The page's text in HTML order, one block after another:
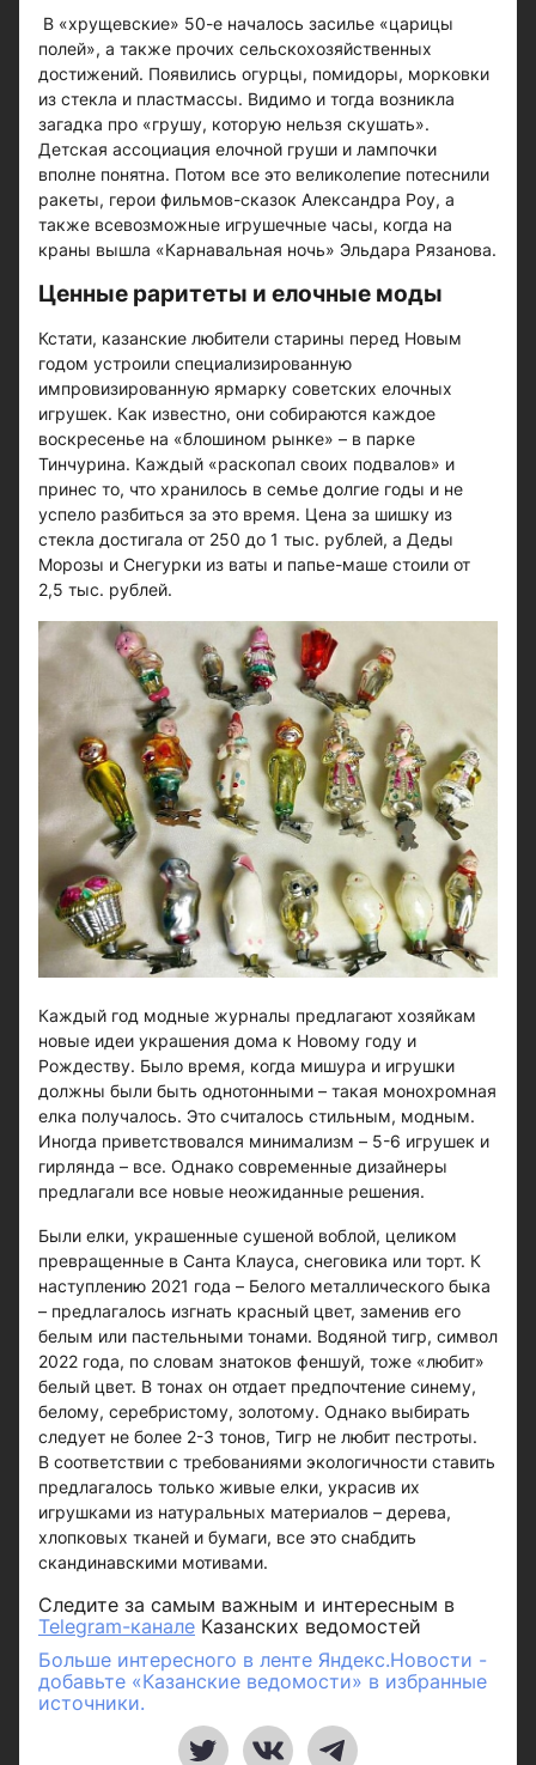
В «хрущевские» 50-е началось засилье «царицы
полей», а также прочих сельскохозяйственных
достижений. Появились огурцы, помидоры, морковки
из стекла и пластмассы. Видимо и тогда возникла
загадка про «грушу, которую нельзя скушать».
Детская ассоциация елочной груши и лампочки
вполне понятна. Потом все это великолепие потеснили
ракеты, герои фильмов-сказок Александра Роу, а
также всевозможные игрушечные часы, когда на
краны вышла «Карнавальная ночь» Эльдара Рязанова.
Ценные раритеты и елочные моды
Кстати, казанские любители старины перед Новым
годом устроили специализированную
импровизированную ярмарку советских елочных
игрушек. Как известно, они собираются каждое
воскресенье на «блошином рынке» – в парке
Тинчурина. Каждый «раскопал своих подвалов» и
принес то, что хранилось в семье долгие годы и не
успело разбиться за это время. Цена за шишку из
стекла достигала от 250 до 1 тыс. рублей, а Деды
Морозы и Снегурки из ваты и папье-маше стоили от
2,5 тыс. рублей.
Каждый год модные журналы предлагают хозяйкам
новые идеи украшения дома к Новому году и
Рождеству. Было время, когда мишура и игрушки
должны были быть однотонными – такая монохромная
елка получалось. Это считалось стильным, модным.
Иногда приветствовался минимализм – 5-6 игрушек и
гирлянда – все. Однако современные дизайнеры
предлагали все новые неожиданные решения.
Были елки, украшенные сушеной воблой, целиком
превращенные в Санта Клауса, снеговика или торт. К
наступлению 2021 года – Белого металлического быка
– предлагалось изгнать красный цвет, заменив его
белым или пастельными тонами. Водяной тигр, символ
2022 года, по словам знатоков феншуй, тоже «любит»
белый цвет. В тонах он отдает предпочтение синему,
белому, серебристому, золотому. Однако выбирать
следует не более 2-3 тонов, Тигр не любит пестроты.
В соответствии с требованиями экологичности ставить
предлагалось только живые елки, украсив их
игрушками из натуральных материалов – дерева,
хлопковых тканей и бумаги, все это снабдить
скандинавскими мотивами.
Следите за самым важным и интересным в
Telegram-канале Казанских ведомостей
Больше интересного в ленте Яндекс.Новости -
добавьте «Казанские ведомости» в избранные
источники.